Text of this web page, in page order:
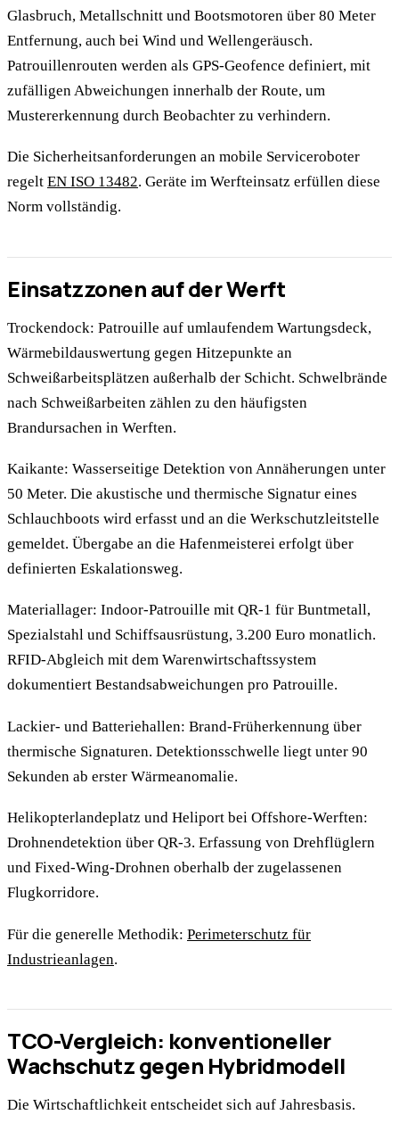
Glasbruch, Metallschnitt und Bootsmotoren über 80 Meter
Entfernung, auch bei Wind und Wellengeräusch.
Patrouillenrouten werden als GPS-Geofence definiert, mit
zufälligen Abweichungen innerhalb der Route, um
Mustererkennung durch Beobachter zu verhindern.
Die Sicherheitsanforderungen an mobile Serviceroboter
regelt EN ISO 13482. Geräte im Werfteinsatz erfüllen diese
Norm vollständig.
Einsatzzonen auf der Werft
Trockendock: Patrouille auf umlaufendem Wartungsdeck,
Wärmebildauswertung gegen Hitzepunkte an
Schweißarbeitsplätzen außerhalb der Schicht. Schwelbrände
nach Schweißarbeiten zählen zu den häufigsten
Brandursachen in Werften.
Kaikante: Wasserseitige Detektion von Annäherungen unter
50 Meter. Die akustische und thermische Signatur eines
Schlauchboots wird erfasst und an die Werkschutzleitstelle
gemeldet. Übergabe an die Hafenmeisterei erfolgt über
definierten Eskalationsweg.
Materiallager: Indoor-Patrouille mit QR-1 für Buntmetall,
Spezialstahl und Schiffsausrüstung, 3.200 Euro monatlich.
RFID-Abgleich mit dem Warenwirtschaftssystem
dokumentiert Bestandsabweichungen pro Patrouille.
Lackier- und Batteriehallen: Brand-Früherkennung über
thermische Signaturen. Detektionsschwelle liegt unter 90
Sekunden ab erster Wärmeanomalie.
Helikopterlandeplatz und Heliport bei Offshore-Werften:
Drohnendetektion über QR-3. Erfassung von Drehflüglern
und Fixed-Wing-Drohnen oberhalb der zugelassenen
Flugkorridore.
Für die generelle Methodik: Perimeterschutz für
Industrieanlagen.
TCO-Vergleich: konventioneller
Wachschutz gegen Hybridmodell
Die Wirtschaftlichkeit entscheidet sich auf Jahresbasis.